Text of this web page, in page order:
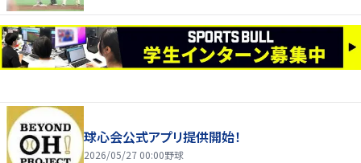
球心会公式アプリ提供開始！
2026/05/27 00:00野球